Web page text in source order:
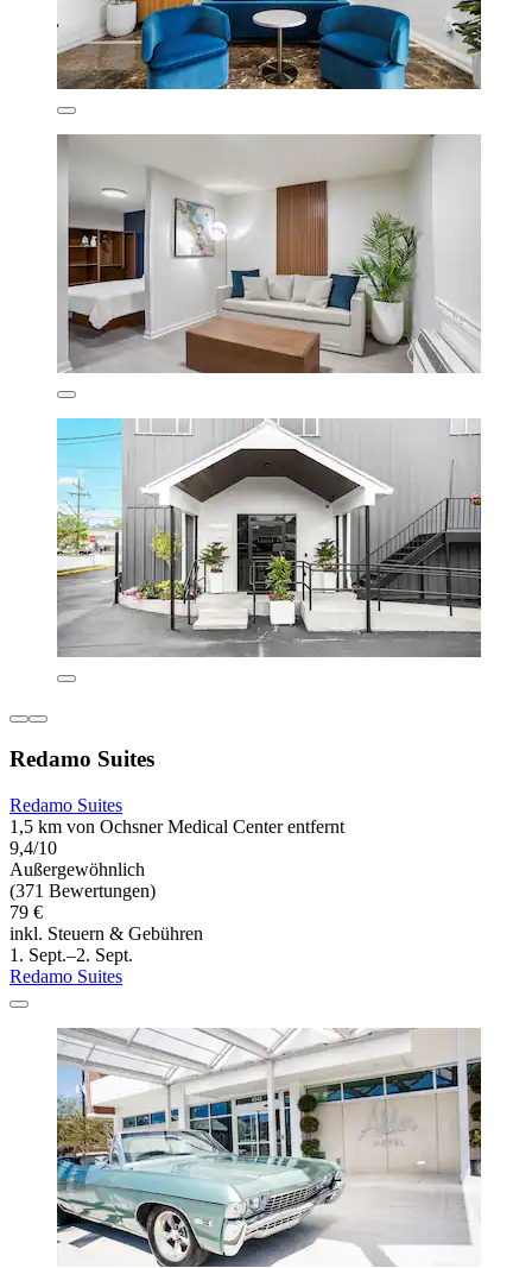
Redamo Suites
Redamo Suites
1,5 km von Ochsner Medical Center entfernt
9,4/10
Außergewöhnlich
(371 Bewertungen)
79 €
inkl. Steuern & Gebühren
1. Sept.–2. Sept.
Redamo Suites